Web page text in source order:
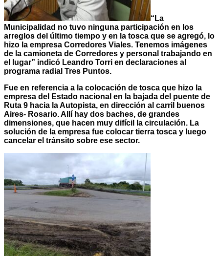
“La
Municipalidad no tuvo ninguna participación en los
arreglos del último tiempo y en la tosca que se agregó, lo
hizo la empresa Corredores Viales. Tenemos imágenes
de la camioneta de Corredores y personal trabajando en
el lugar” indicó Leandro Torri en declaraciones al
programa radial Tres Puntos.
Fue en referencia a la colocación de tosca que hizo la
empresa del Estado nacional en la bajada del puente de
Ruta 9 hacia la Autopista, en dirección al carril buenos
Aires- Rosario. Allí hay dos baches, de grandes
dimensiones, que hacen muy difícil la circulación. La
solución de la empresa fue colocar tierra tosca y luego
cancelar el tránsito sobre ese sector.